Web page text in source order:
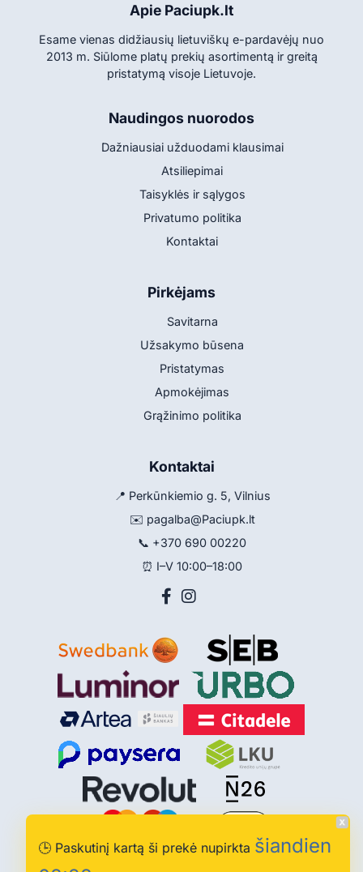
🕒 Paskutinį kartą ši prekė nupirkta šiandien
Apie Paciupk.lt
Esame vienas didžiausių lietuviškų e-pardavėjų nuo
2013 m. Siūlome platų prekių asortimentą ir greitą
pristatymą visoje Lietuvoje.
Naudingos nuorodos
Dažniausiai užduodami klausimai
Atsiliepimai
Taisyklės ir sąlygos
Privatumo politika
Kontaktai
Pirkėjams
Savitarna
Užsakymo būsena
Pristatymas
Apmokėjimas
Grąžinimo politika
Kontaktai
📍 Perkūnkiemio g. 5, Vilnius
✉️ pagalba@Paciupk.lt
📞 +370 690 00220
⏰ I–V 10:00–18:00